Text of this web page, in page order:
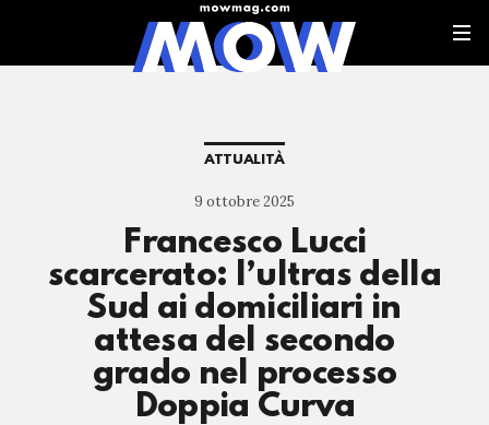
ATTUALITÀ
9 ottobre 2025
Francesco Lucci
scarcerato: l’ultras della
Sud ai domiciliari in
attesa del secondo
grado nel processo
Doppia Curva